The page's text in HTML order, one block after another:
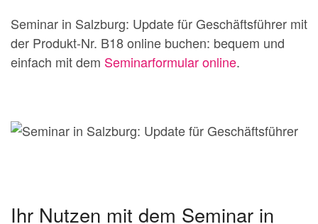
Seminar in Salzburg: Update für Geschäftsführer mit
der Produkt-Nr. B18 online buchen: bequem und
einfach mit dem Seminarformular online.
Ihr Nutzen mit dem Seminar in